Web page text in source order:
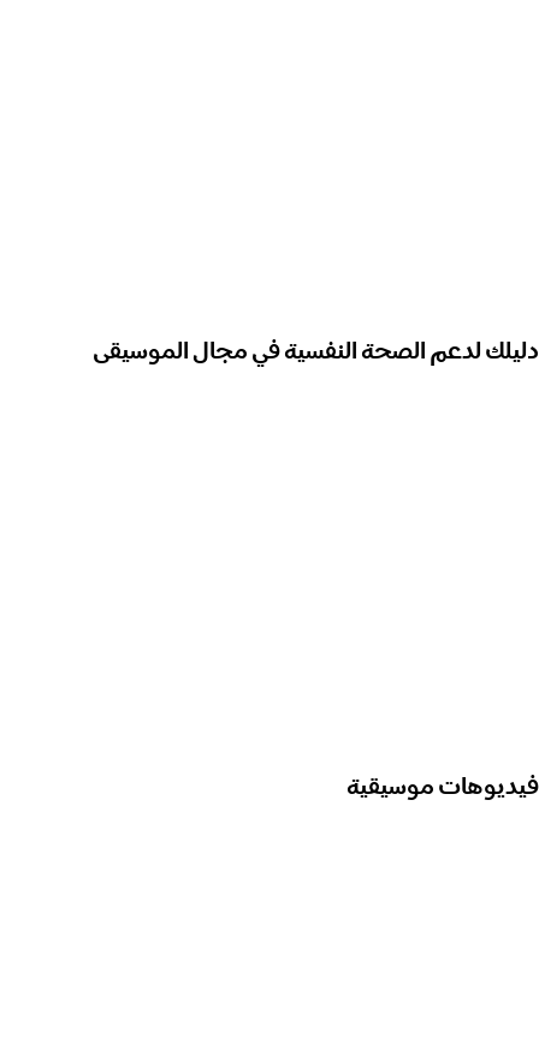
دليلك لدعم الصحة النفسية في مجال الموسيقى
فيديوهات موسيقية